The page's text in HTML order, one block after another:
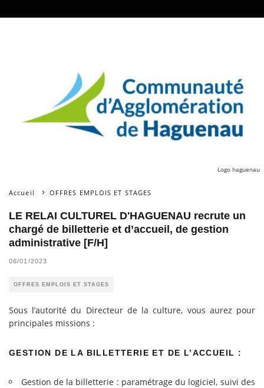
Logo haguenau
Accueil OFFRES EMPLOIS ET STAGES
LE RELAI CULTUREL D'HAGUENAU recrute un
chargé de billetterie et d’accueil, de gestion
administrative [F/H]
06/01/2023
OFFRES EMPLOIS ET STAGES
Sous l’autorité du Directeur de la culture, vous aurez pour
principales missions :
GESTION DE LA BILLETTERIE ET DE L’ACCUEIL :
Gestion de la billetterie : paramétrage du logiciel, suivi des